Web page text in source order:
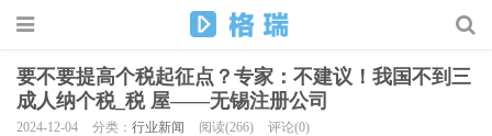
要不要提高个税起征点？专家：不建议！我国不到三
成人纳个税_税 屋——无锡注册公司
2024-12-04 分类： 行业新闻 阅读(266) 评论(0)